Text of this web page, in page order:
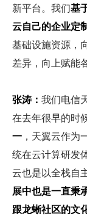
新平台。我们基
云自己的企业定
基础设施资源，
差异，向上赋能
张涛： 我们电信
在去年很早的时
一 ，天翼云作
统在云计算研发
云也是以全栈自
展中也是一直秉
跟龙蜥社区的文